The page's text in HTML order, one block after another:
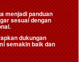
menjadi panduan
sesuai dengan
dukungan
semakin baik dan